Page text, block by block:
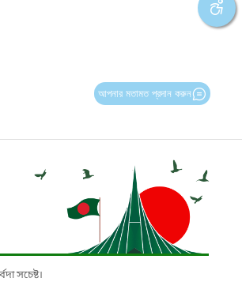
আপনার মতামত প্রদান করুন
সচেষ্ট।